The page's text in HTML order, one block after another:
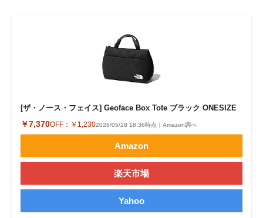
[ザ・ノース・フェイス] Geoface Box Tote ブラック ONESIZE
￥7,370OFF： ￥1,2302026/05/28 18:36時点｜Amazon調べ
Amazon
楽天市場
Yahoo